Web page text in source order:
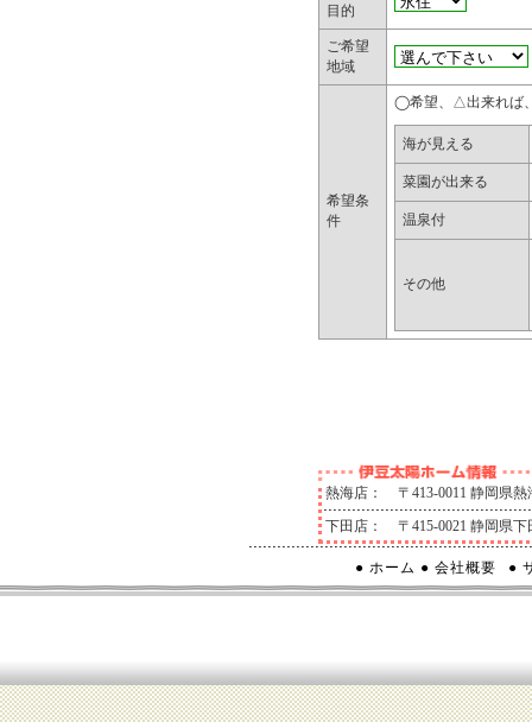
弊社が、
情報は、
はありませ
4. 保有個人
弊社は、
本人又は
訂正、追
三者提供
4511
目的
ご希望
地域
希望条
件
◯希望、△出来れば
海が見える
菜園が出来る
温泉付
その他
熱海店：
〒413-0011 静岡県
下田店：
〒415-0021 静岡県
● ホーム ● 会社概要 ●